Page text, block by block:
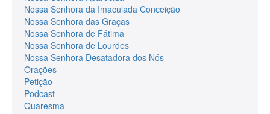
Nossa Senhora da Imaculada Conceição
Nossa Senhora das Graças
Nossa Senhora de Fátima
Nossa Senhora de Lourdes
Nossa Senhora Desatadora dos Nós
Orações
Petição
Podcast
Quaresma